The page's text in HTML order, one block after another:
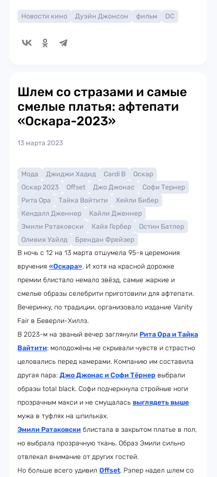
Новости кино Дуэйн Джонсон фильм DC
Шлем со стразами и самые
смелые платья: афтепати
«Оскара-2023»
13 марта 2023
Мода Джиджи Хадид Cardi B
Оскар
Оскар 2023
Offset Джо Джонас
Софи Тернер
Рита Ора
Тайка Вайтити
Хейли Бибер
Кендалл Дженнер
Кайли Дженнер
Эмили Ратаковски
Кайя Гербер
Остин Батлер
Оливия Уайлд
Брендан Фрейзер
В ночь с 12 на 13 марта отшумела 95-я церемония
вручения «Оскара». И хотя на красной дорожке
премии блистало немало звёзд, самые жаркие и
смелые образы селебрити приготовили для афтепати.
Вечеринку, по традиции, организовало издание Vanity
Fair в Беверли-Хиллз.
В 2023-м на званый вечер заглянули Рита Ора и Тайка
Вайтити: молодожёны не скрывали чувств и страстно
целовались перед камерами. Компанию им составила
другая пара: Джо Джонас и Софи Тёрнер выбрали
образы total black. Софи подчеркнула стройные ноги
прозрачным макси и не смущалась выглядеть выше
мужа в туфлях на шпильках.
Эмили Ратаковски блистала в закрытом платье в пол,
но выбрала прозрачную ткань. Образ Эмили сильно
отвлекал внимание от других гостей.
Но больше всего удивил Offset. Рэпер надел шлем со